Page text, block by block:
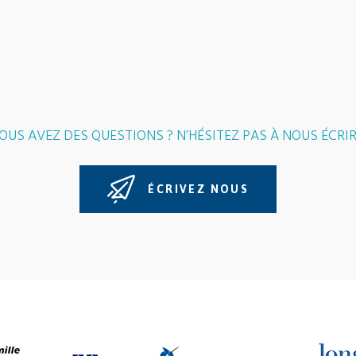
AVEZ DES QUESTIONS ? N’HÉSITEZ PAS À NOUS
ÉCRIVEZ NOUS